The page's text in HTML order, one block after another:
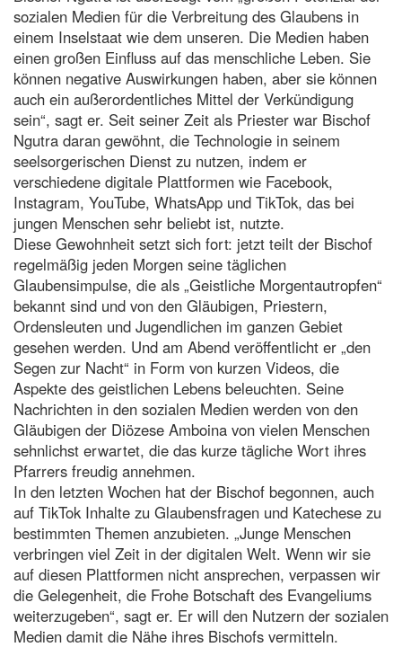
sozialen Medien für die Verbreitung des Glaubens in
einem Inselstaat wie dem unseren. Die Medien haben
einen großen Einfluss auf das menschliche Leben. Sie
können negative Auswirkungen haben, aber sie können
auch ein außerordentliches Mittel der Verkündigung
sein“, sagt er. Seit seiner Zeit als Priester war Bischof
Ngutra daran gewöhnt, die Technologie in seinem
seelsorgerischen Dienst zu nutzen, indem er
verschiedene digitale Plattformen wie Facebook,
Instagram, YouTube, WhatsApp und TikTok, das bei
jungen Menschen sehr beliebt ist, nutzte.
Diese Gewohnheit setzt sich fort: jetzt teilt der Bischof
regelmäßig jeden Morgen seine täglichen
Glaubensimpulse, die als „Geistliche Morgentautropfen“
bekannt sind und von den Gläubigen, Priestern,
Ordensleuten und Jugendlichen im ganzen Gebiet
gesehen werden. Und am Abend veröffentlicht er „den
Segen zur Nacht“ in Form von kurzen Videos, die
Aspekte des geistlichen Lebens beleuchten. Seine
Nachrichten in den sozialen Medien werden von den
Gläubigen der Diözese Amboina von vielen Menschen
sehnlichst erwartet, die das kurze tägliche Wort ihres
Pfarrers freudig annehmen.
In den letzten Wochen hat der Bischof begonnen, auch
auf TikTok Inhalte zu Glaubensfragen und Katechese zu
bestimmten Themen anzubieten. „Junge Menschen
verbringen viel Zeit in der digitalen Welt. Wenn wir sie
auf diesen Plattformen nicht ansprechen, verpassen wir
die Gelegenheit, die Frohe Botschaft des Evangeliums
weiterzugeben“, sagt er. Er will den Nutzern der sozialen
Medien damit die Nähe ihres Bischofs vermitteln.